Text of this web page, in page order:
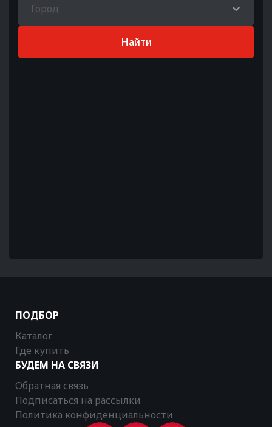
Город
Найти
ПОДБОР
Каталог
Где купить
БУДЕМ НА СВЯЗИ
Обратная связь
Подписаться на рассылки
Политика конфиденциальности